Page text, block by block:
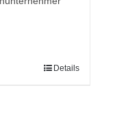
Details